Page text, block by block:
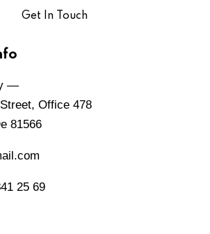
—
Office 478
81566
25 69